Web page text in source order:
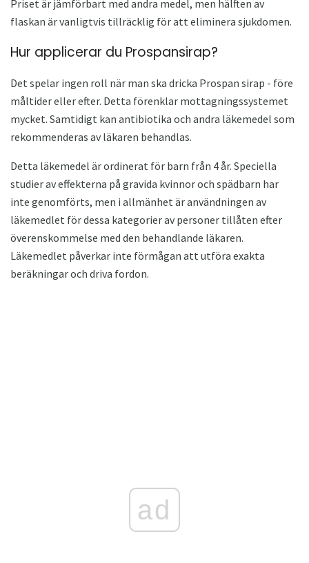
Priset är jämförbart med andra medel, men hälften av
flaskan är vanligtvis tillräcklig för att eliminera sjukdomen.
Hur applicerar du Prospansirap?
Det spelar ingen roll när man ska dricka Prospan sirap - före
måltider eller efter. Detta förenklar mottagningssystemet
mycket. Samtidigt kan antibiotika och andra läkemedel som
rekommenderas av läkaren behandlas.
Detta läkemedel är ordinerat för barn från 4 år. Speciella
studier av effekterna på gravida kvinnor och spädbarn har
inte genomförts, men i allmänhet är användningen av
läkemedlet för dessa kategorier av personer tillåten efter
överenskommelse med den behandlande läkaren.
Läkemedlet påverkar inte förmågan att utföra exakta
beräkningar och driva fordon.
ad